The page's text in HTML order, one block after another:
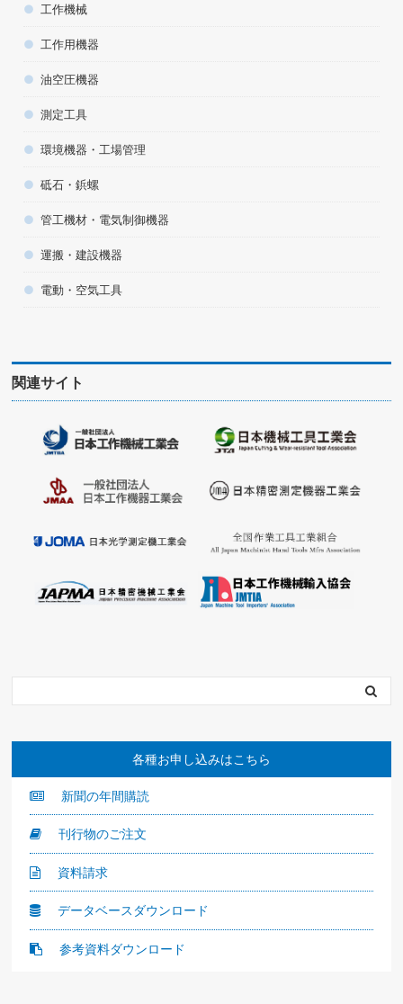
工作機械
工作用機器
油空圧機器
測定工具
環境機器・工場管理
砥石・鋲螺
管工機材・電気制御機器
運搬・建設機器
電動・空気工具
関連サイト
各種お申し込みはこちら
新聞の年間購読
刊行物のご注文
資料請求
データベースダウンロード
参考資料ダウンロード